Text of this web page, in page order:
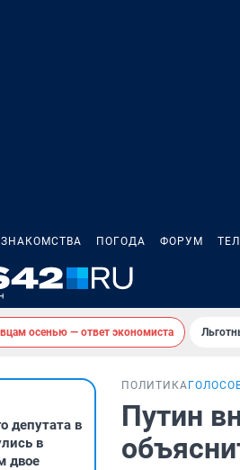
ЗНАКОМСТВА ПОГОДА ФОРУМ
осенью — ответ экономиста
депутата в
в
двое
ПОЛИТИКА
Путин